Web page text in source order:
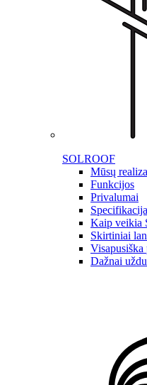
SOLROOF
Mūsų
Funkcijos
Privalumai
Specifikacija
Kaip veikia
Skirtiniai
Visapusiška
Dažnai